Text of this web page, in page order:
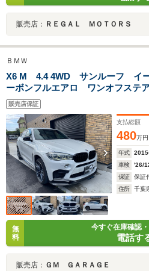
販売店： ＲＥＧＡＬ ＭＯＴＯＲＳ
ＢＭＷ
X6 M 4.4 4WD サンルーフ イ
ーボンフルエアロ ワンオフステ
グ 360°カメラ ブラウンレザー
ー GPS探知機
販売店保証
支払総額
480万円
年式 2015
車検
'26/
保証
保証
住所
千葉
無
料
今すぐ在庫確認
電話す
販売店： ＧＭ ＧＡＲＡＧＥ